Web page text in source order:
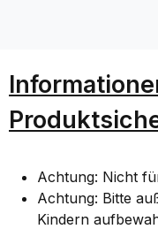
Achtung: Nicht
Achtung: Bitte
Kindern